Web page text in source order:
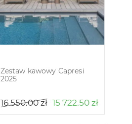
Zestaw kawowy Capresi
2025
16 550.00zł 15 722.50 zł